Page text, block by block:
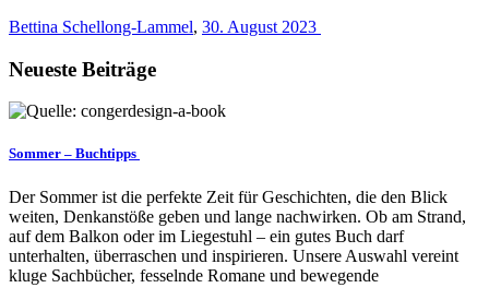
Bettina Schellong-Lammel, 30. August 2023
Neueste Beiträge
Sommer – Buchtipps
Der Sommer ist die perfekte Zeit für Geschichten, die den Blick
weiten, Denkanstöße geben und lange nachwirken. Ob am Strand,
auf dem Balkon oder im Liegestuhl – ein gutes Buch darf
unterhalten, überraschen und inspirieren. Unsere Auswahl vereint
kluge Sachbücher, fesselnde Romane und bewegende